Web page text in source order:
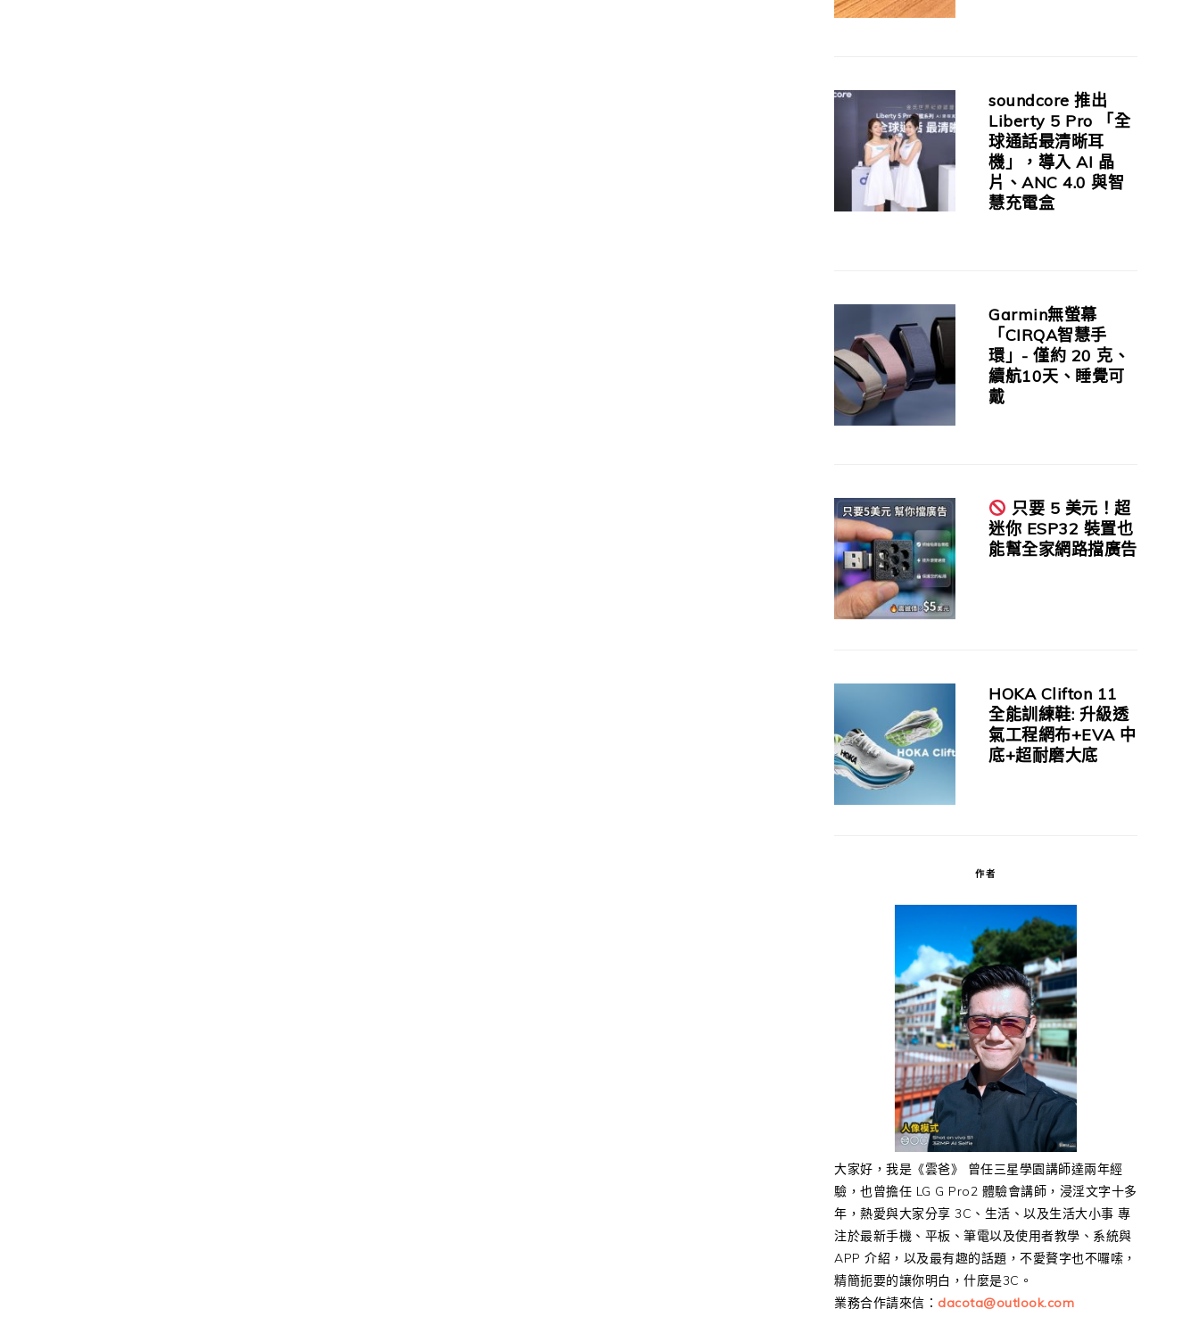
soundcore 推出
Liberty 5 Pro 「全
球通話最清晰耳
機」，導入 AI 晶
片、ANC 4.0 與智
慧充電盒
Garmin無螢幕
「CIRQA智慧手
環」- 僅約 20 克、
續航10天、睡覺可
戴
只要 5 美元！超
迷你 ESP32 裝置也
能幫全家網路擋廣告
HOKA Clifton 11
全能訓練鞋: 升級透
氣工程網布+EVA 中
底+超耐磨大底
作者
大家好，我是《雲爸》 曾任三星學園講師達兩年經
驗，也曾擔任 LG G Pro2 體驗會講師，浸淫文字十多
年，熱愛與大家分享 3C、生活、以及生活大小事 專
注於最新手機、平板、筆電以及使用者教學、系統與
APP 介紹，以及最有趣的話題，不愛贅字也不囉嗦，
精簡扼要的讓你明白，什麼是3C。
業務合作請來信： dacota@outlook.com